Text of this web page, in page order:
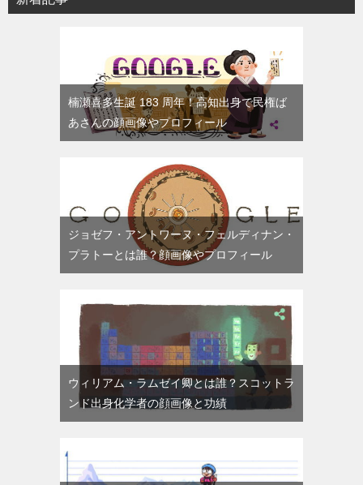
楠瀬喜多生誕 183 周年！高知出身で民権ば
あさんの顔画像やプロフィール
ジョゼフ・アントワーヌ・フェルディナン・
プラトーとは誰？顔画像やプロフィール
ウィリアム・ラムゼイ卿とは誰？スコットラ
ンド出身化学者の顔画像と功績